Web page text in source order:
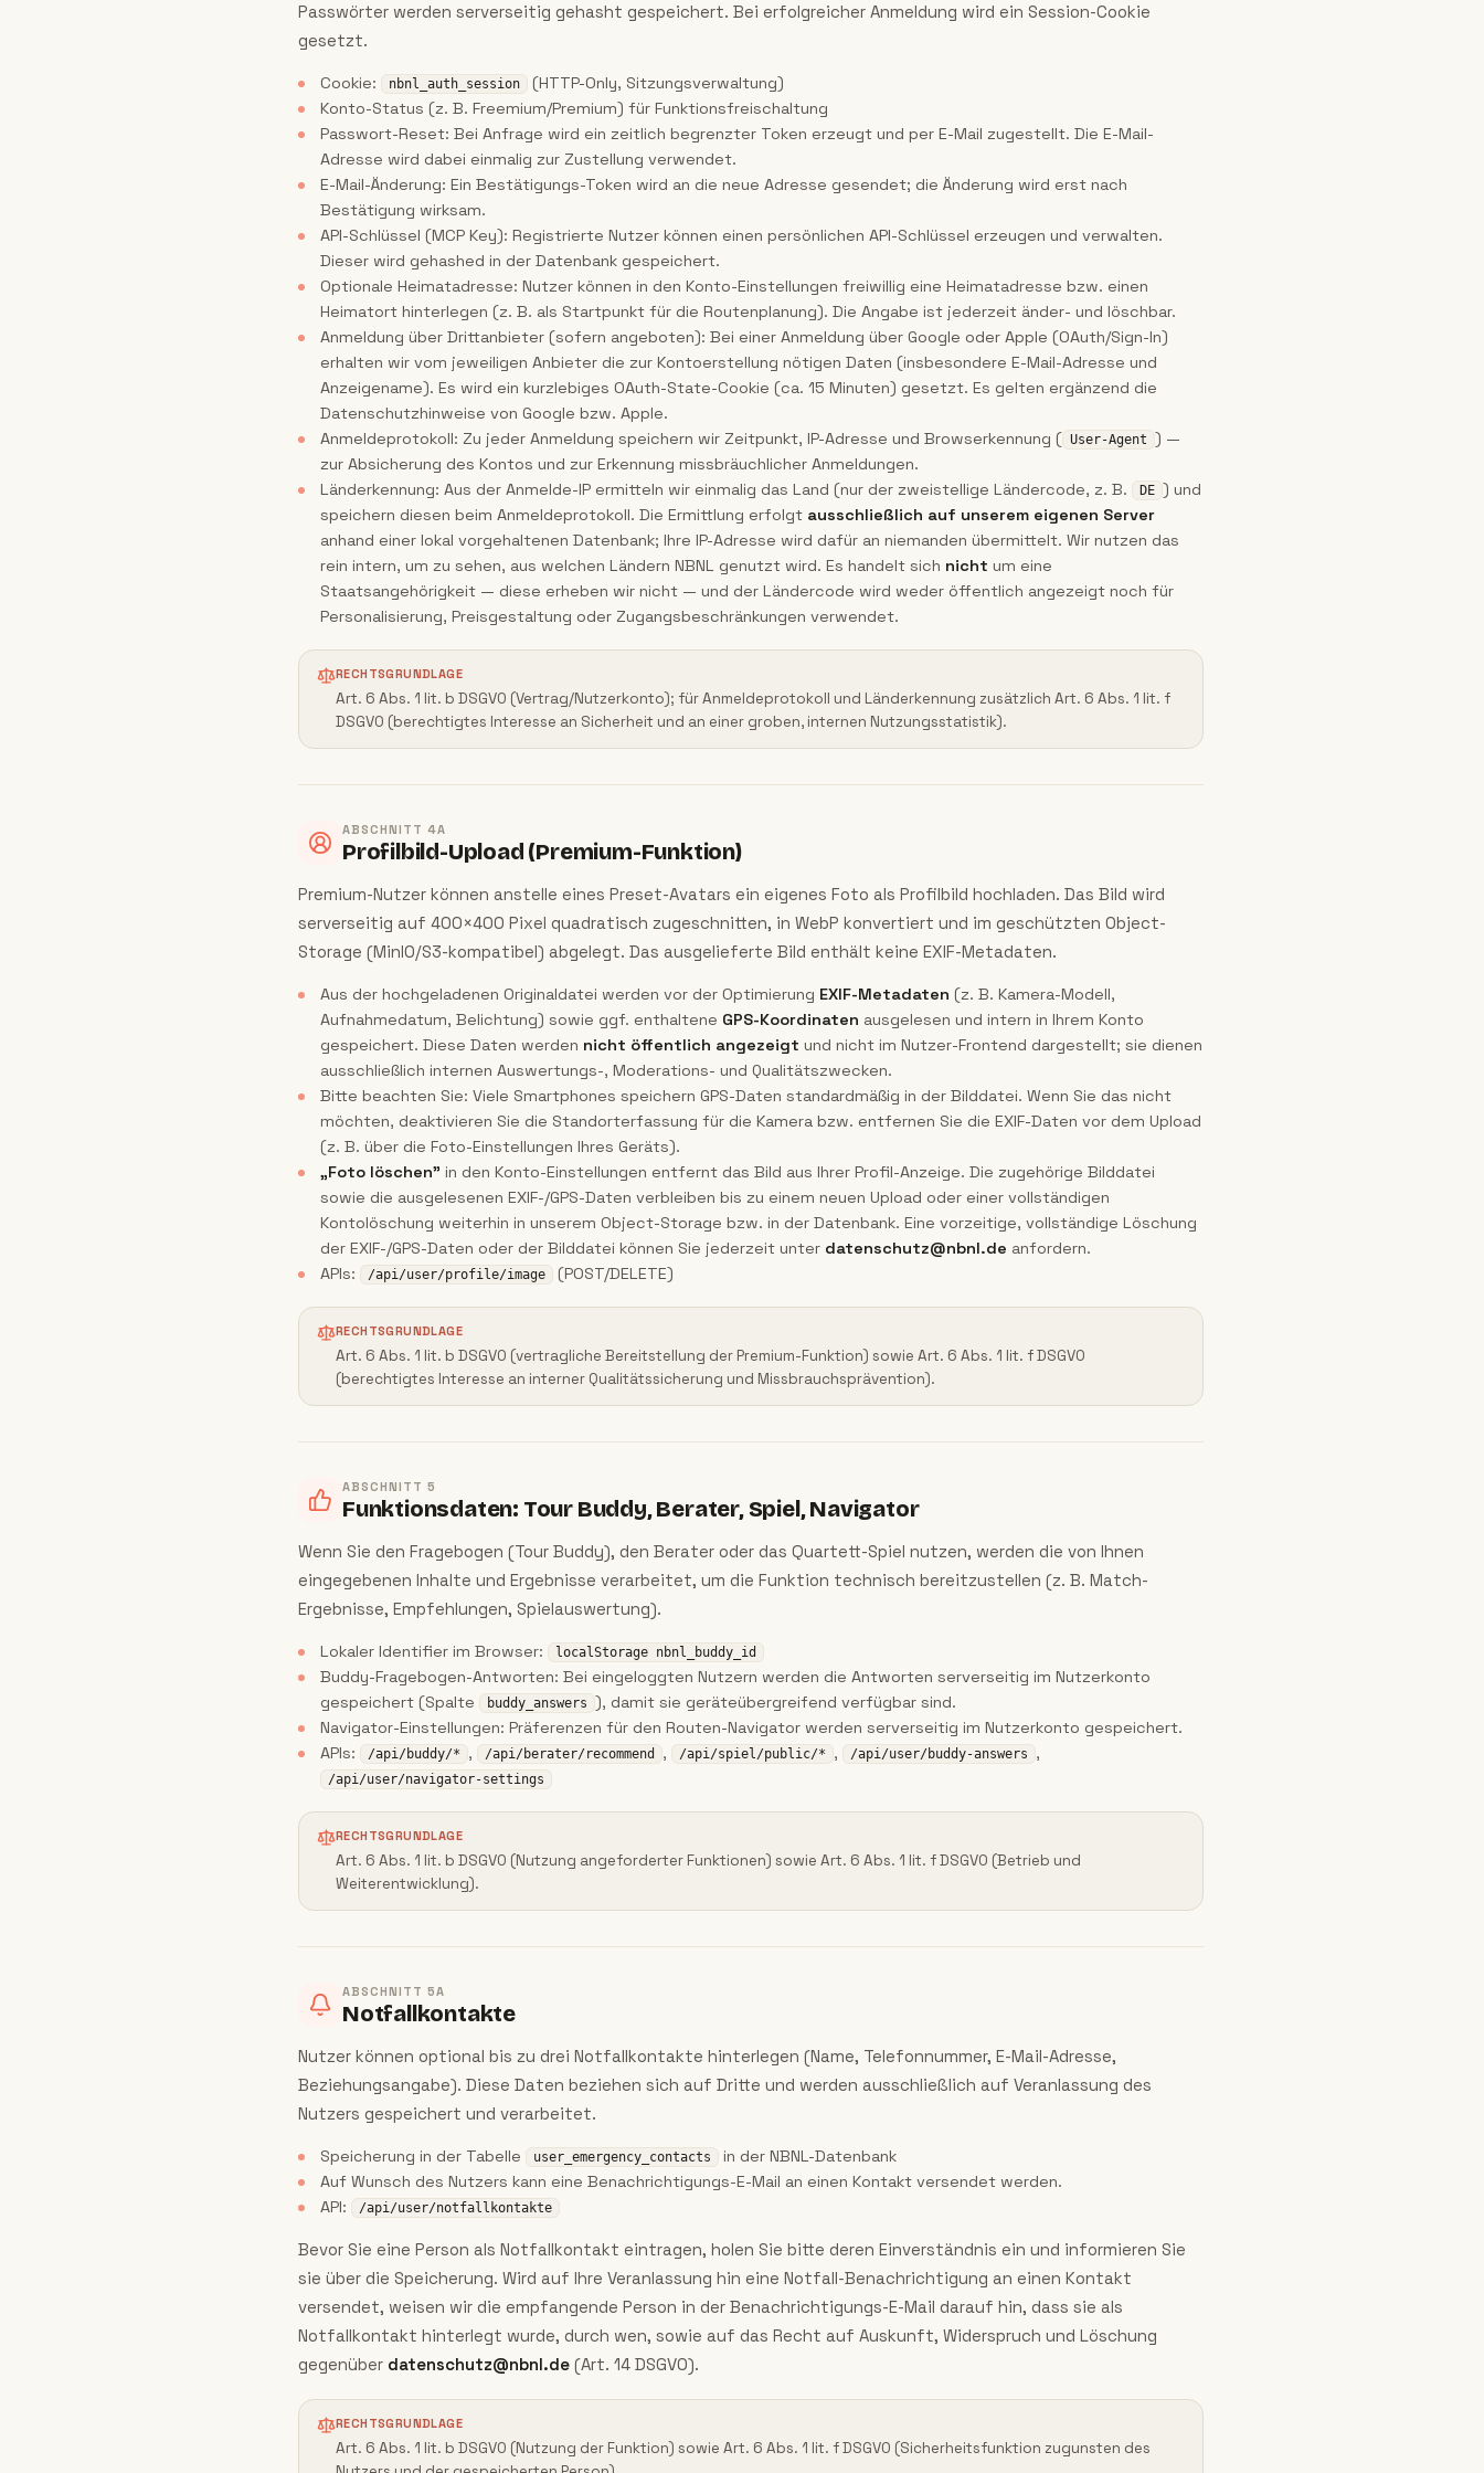
Passwörter werden serverseitig gehasht gespeichert. Bei erfolgreicher Anmeldung wird ein Session-Cookie
gesetzt.
Cookie: nbnl_auth_session
(HTTP-Only, Sitzungsverwaltung)
Konto-Status (z. B. Freemium/Premium) für Funktionsfreischaltung
Passwort-Reset: Bei Anfrage wird ein zeitlich begrenzter Token erzeugt und per E-Mail zugestellt. Die E-Mail-
Adresse wird dabei einmalig zur Zustellung verwendet.
E-Mail-Änderung: Ein Bestätigungs-Token wird an die neue Adresse gesendet; die Änderung wird erst nach
Bestätigung wirksam.
API-Schlüssel (MCP Key): Registrierte Nutzer können einen persönlichen API-Schlüssel erzeugen und verwalten.
Dieser wird gehashed in der Datenbank gespeichert.
Optionale Heimatadresse: Nutzer können in den Konto-Einstellungen freiwillig eine Heimatadresse bzw. einen
Heimatort hinterlegen (z. B. als Startpunkt für die Routenplanung). Die Angabe ist jederzeit änder- und löschbar.
Anmeldung über Drittanbieter (sofern angeboten): Bei einer Anmeldung über Google oder Apple (OAuth/Sign-In)
erhalten wir vom jeweiligen Anbieter die zur Kontoerstellung nötigen Daten (insbesondere E-Mail-Adresse und
Anzeigename). Es wird ein kurzlebiges OAuth-State-Cookie (ca. 15 Minuten) gesetzt. Es gelten ergänzend die
Datenschutzhinweise von Google bzw. Apple.
Anmeldeprotokoll: Zu jeder Anmeldung speichern wir Zeitpunkt, IP-Adresse und Browserkennung ( User-Agent ) —
zur Absicherung des Kontos und zur Erkennung missbräuchlicher Anmeldungen.
Länderkennung: Aus der Anmelde-IP ermitteln wir einmalig das Land (nur der zweistellige Ländercode, z. B.
DE ) und
speichern diesen beim Anmeldeprotokoll. Die Ermittlung erfolgt ausschließlich auf unserem eigenen Server
anhand einer lokal vorgehaltenen Datenbank; Ihre IP-Adresse wird dafür an niemanden übermittelt. Wir nutzen das
rein intern, um zu sehen, aus welchen Ländern NBNL genutzt wird. Es handelt sich nicht um eine
Staatsangehörigkeit — diese erheben wir nicht — und der Ländercode wird weder öffentlich angezeigt noch für
Personalisierung, Preisgestaltung oder Zugangsbeschränkungen verwendet.
RECHTSGRUNDLAGE
Art. 6 Abs. 1 lit. b DSGVO (Vertrag/Nutzerkonto); für Anmeldeprotokoll und Länderkennung zusätzlich Art. 6 Abs. 1 lit. f
DSGVO (berechtigtes Interesse an Sicherheit und an einer groben, internen Nutzungsstatistik).
ABSCHNITT 4A
Profilbild-Upload (Premium-Funktion)
Premium-Nutzer können anstelle eines Preset-Avatars ein eigenes Foto als Profilbild hochladen. Das Bild wird
serverseitig auf 400×400 Pixel quadratisch zugeschnitten, in WebP konvertiert und im geschützten Object-
Storage (MinIO/S3-kompatibel) abgelegt. Das ausgelieferte Bild enthält keine EXIF-Metadaten.
Aus der hochgeladenen Originaldatei werden vor der Optimierung EXIF-Metadaten (z. B. Kamera-Modell,
Aufnahmedatum, Belichtung) sowie ggf. enthaltene GPS-Koordinaten ausgelesen und intern in Ihrem Konto
gespeichert. Diese Daten werden nicht öffentlich angezeigt und nicht im Nutzer-Frontend dargestellt; sie dienen
ausschließlich internen Auswertungs-, Moderations- und Qualitätszwecken.
Bitte beachten Sie: Viele Smartphones speichern GPS-Daten standardmäßig in der Bilddatei. Wenn Sie das nicht
möchten, deaktivieren Sie die Standorterfassung für die Kamera bzw. entfernen Sie die EXIF-Daten vor dem Upload
(z. B. über die Foto-Einstellungen Ihres Geräts).
„Foto löschen" in den Konto-Einstellungen entfernt das Bild aus Ihrer Profil-Anzeige. Die zugehörige Bilddatei
sowie die ausgelesenen EXIF-/GPS-Daten verbleiben bis zu einem neuen Upload oder einer vollständigen
Kontolöschung weiterhin in unserem Object-Storage bzw. in der Datenbank. Eine vorzeitige, vollständige Löschung
der EXIF-/GPS-Daten oder der Bilddatei können Sie jederzeit unter datenschutz@nbnl.de anfordern.
APIs:
/api/user/profile/image (POST/DELETE)
RECHTSGRUNDLAGE
Art. 6 Abs. 1 lit. b DSGVO (vertragliche Bereitstellung der Premium-Funktion) sowie Art. 6 Abs. 1 lit. f DSGVO
(berechtigtes Interesse an interner Qualitätssicherung und Missbrauchsprävention).
ABSCHNITT 5
Funktionsdaten: Tour Buddy, Berater, Spiel, Navigator
Wenn Sie den Fragebogen (Tour Buddy), den Berater oder das Quartett-Spiel nutzen, werden die von Ihnen
eingegebenen Inhalte und Ergebnisse verarbeitet, um die Funktion technisch bereitzustellen (z. B. Match-
Ergebnisse, Empfehlungen, Spielauswertung).
Lokaler Identifier im Browser: localStorage nbnl_buddy_id
Buddy-Fragebogen-Antworten: Bei eingeloggten Nutzern werden die Antworten serverseitig im Nutzerkonto
gespeichert (Spalte
buddy_answers ), damit sie geräteübergreifend verfügbar sind.
Navigator-Einstellungen: Präferenzen für den Routen-Navigator werden serverseitig im Nutzerkonto gespeichert.
APIs:
/api/buddy/* , /api/berater/recommend , /api/spiel/public/* , /api/user/buddy-answers ,
/api/user/navigator-settings
RECHTSGRUNDLAGE
Art. 6 Abs. 1 lit. b DSGVO (Nutzung angeforderter Funktionen) sowie Art. 6 Abs. 1 lit. f DSGVO (Betrieb und
Weiterentwicklung).
ABSCHNITT 5A
Notfallkontakte
Nutzer können optional bis zu drei Notfallkontakte hinterlegen (Name, Telefonnummer, E-Mail-Adresse,
Beziehungsangabe). Diese Daten beziehen sich auf Dritte und werden ausschließlich auf Veranlassung des
Nutzers gespeichert und verarbeitet.
Speicherung in der Tabelle user_emergency_contacts
in der NBNL-Datenbank
Auf Wunsch des Nutzers kann eine Benachrichtigungs-E-Mail an einen Kontakt versendet werden.
API:
/api/user/notfallkontakte
Bevor Sie eine Person als Notfallkontakt eintragen, holen Sie bitte deren Einverständnis ein und informieren Sie
sie über die Speicherung. Wird auf Ihre Veranlassung hin eine Notfall-Benachrichtigung an einen Kontakt
versendet, weisen wir die empfangende Person in der Benachrichtigungs-E-Mail darauf hin, dass sie als
Notfallkontakt hinterlegt wurde, durch wen, sowie auf das Recht auf Auskunft, Widerspruch und Löschung
gegenüber datenschutz@nbnl.de (Art. 14 DSGVO).
RECHTSGRUNDLAGE
Art. 6 Abs. 1 lit. b DSGVO (Nutzung der Funktion) sowie Art. 6 Abs. 1 lit. f DSGVO (Sicherheitsfunktion zugunsten des